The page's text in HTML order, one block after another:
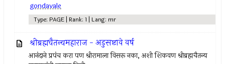
gondavale
Type: PAGE | Rank: 1 | Lang: mr
श्रीब्रह्मचैतन्यमहाराज - अडुसष्टावे वर्ष
आनंदाने प्रपंच करा पण श्रीरामाला विसरू नका, अशी शिकवण श्रीब्रह्मचैतन्य